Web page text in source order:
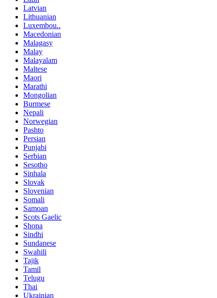
Latvian
Lithuanian
Luxembou..
Macedonian
Malagasy
Malay
Malayalam
Maltese
Maori
Marathi
Mongolian
Burmese
Nepali
Norwegian
Pashto
Persian
Punjabi
Serbian
Sesotho
Sinhala
Slovak
Slovenian
Somali
Samoan
Scots Gaelic
Shona
Sindhi
Sundanese
Swahili
Tajik
Tamil
Telugu
Thai
Ukrainian